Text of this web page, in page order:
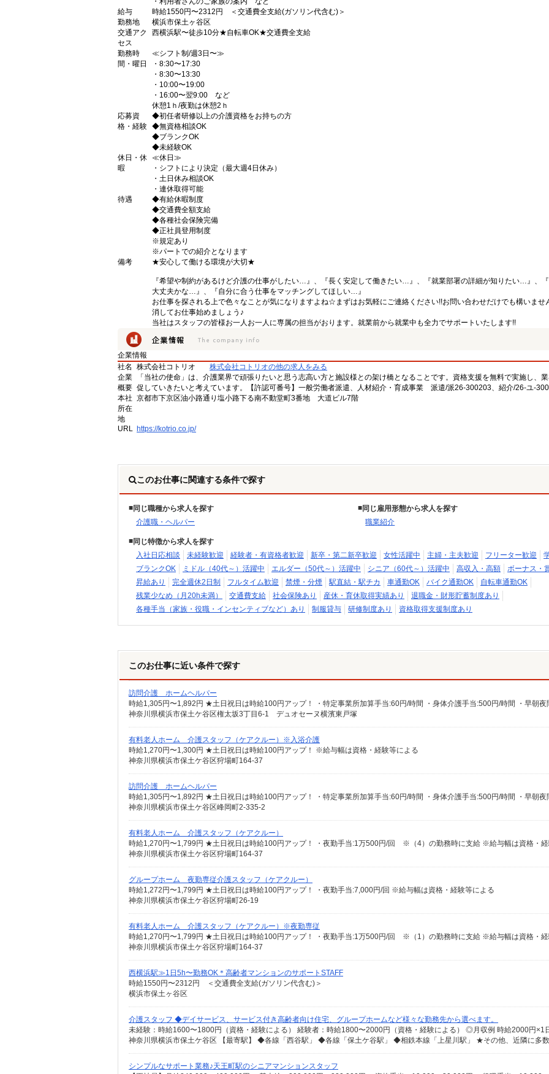
給与
時給1550円〜2312円 ＜交通費全支給(ガソリン代含む)＞
勤務地
横浜市保土ヶ谷区
交通アク
セス
西横浜駅〜徒歩10分★自転車OK★交通費全支給
勤務時
間・曜日
≪シフト制/週3日〜≫
・8:30〜17:30
・8:30〜13:30
・10:00〜19:00
・16:00〜翌9:00 など
休憩1ｈ/夜勤は休憩2ｈ
応募資
格・経験
◆初任者研修以上の介護資格をお持ちの方
◆無資格相談OK
◆ブランクOK
◆未経験OK
休日・休
暇
≪休日≫
・シフトにより決定（最大週4日休み）
・土日休み相談OK
・連休取得可能
待遇
◆有給休暇制度
◆交通費全額支給
◆各種社会保険完備
◆正社員登用制度
※規定あり
※パートでの紹介となります
備考
★安心して働ける環境が大切★
『希望や制約があるけど介護の仕事がしたい…』、『長く安定して働きたい…』、『就業部署の詳細が知りたい…』、
大丈夫かな…』、『自分に合う仕事をマッチングしてほしい…』
お仕事を探される上で色々なことが気になりますよね☆まずはお気軽にご連絡ください!!お問い合わせだけでも構いませ
消してお仕事始めましょう♪
当社はスタッフの皆様お一人お一人に専属の担当がおります。就業前から就業中も全力でサポートいたします!!
企業情報
社名
株式会社コトリオ
株式会社コトリオの他の求人をみる
企業
概要
「当社の使命」は、介護業界で頑張りたいと思う志高い方と施設様との架け橋となることです。資格支援を無料で実施し、
促していきたいと考えています。【許認可番号】一般労働者派遣、人材紹介・育成事業 派遣/派26-300203、紹介/26-ユ-
本社
所在
地
京都市下京区油小路通り塩小路下る南不動堂町3番地 大道ビル7階
URL https://kotrio.co.jp/
このお仕事に関連する条件で探す
同じ職種から求人を探す
介護職・ヘルパー
同じ雇用形態から求人を探す
職業紹介
同じ特徴から求人を探す
入社日応相談
未経験歓迎 経験者・有資格者歓迎 新卒・第二新卒歓迎 女性活躍中 主婦・主夫歓迎 フリーター歓迎
ブランクOK
ミドル（40代～）活躍中 エルダー（50代～）活躍中 シニア（60代～）活躍中 高収入・高額
ボーナス・
昇給あり
完全週休2日制 フルタイム歓迎 禁煙・分煙 駅直結・駅チカ 車通勤OK バイク通勤OK
自転車通勤OK
残業少なめ（月20h未満）
交通費支給 社会保険あり 産休・育休取得実績あり
退職金・財形貯蓄制度あり
各種手当（家族・役職・インセンティブなど）あり
制服貸与 研修制度あり 資格取得支援制度あり
このお仕事に近い条件で探す
訪問介護 ホームヘルパー
神奈川県横浜市保土ケ谷区権太坂3丁目6-1 デュオセーヌ横濱東戸塚
有料老人ホーム 介護スタッフ（ケアクルー）※入浴介護
時給1,270円〜1,300円 ★土日祝日は時給100円アップ！ ※給与幅は資格・経験等による
神奈川県横浜市保土ケ谷区狩場町164-37
訪問介護 ホームヘルパー
神奈川県横浜市保土ケ谷区峰岡町2-335-2
有料老人ホーム 介護スタッフ（ケアクルー）
神奈川県横浜市保土ケ谷区狩場町164-37
グループホーム 夜勤専従介護スタッフ（ケアクルー）
時給1,272円〜1,799円 ★土日祝日は時給100円アップ！ ・夜勤手当:7,000円/回 ※給与幅は資格・経験等による
神奈川県横浜市保土ケ谷区狩場町26-19
有料老人ホーム 介護スタッフ（ケアクルー）※夜勤専従
神奈川県横浜市保土ケ谷区狩場町164-37
西横浜駅≫1日5h〜勤務OK＊高齢者マンションのサポートSTAFF
時給1550円〜2312円 ＜交通費全支給(ガソリン代含む)＞
横浜市保土ヶ谷区
介護スタッフ ◆デイサービス、サービス付き高齢者向け住宅、グループホームなど様々な勤務先から選べます。
シンプルなサポート業務♪天王町駅のシニアマンションスタッフ